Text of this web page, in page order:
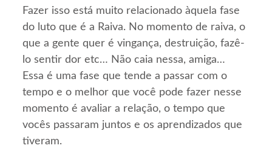
Fazer isso está muito relacionado àquela fase
do luto que é a Raiva. No momento de raiva, o
que a gente quer é vingança, destruição, fazê-
lo sentir dor etc… Não caia nessa, amiga…
Essa é uma fase que tende a passar com o
tempo e o melhor que você pode fazer nesse
momento é avaliar a relação, o tempo que
vocês passaram juntos e os aprendizados que
tiveram.